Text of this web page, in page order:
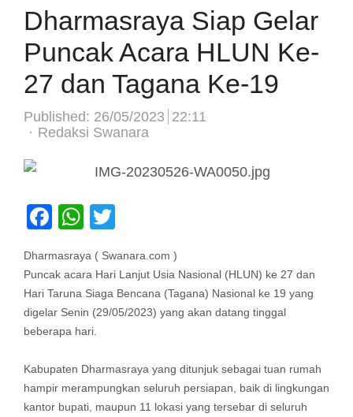
Dharmasraya Siap Gelar
Puncak Acara HLUN Ke-
27 dan Tagana Ke-19
Published: 26/05/2023 22:11
Author
Redaksi Swanara
Facebook
WhatsApp
Dharmasraya ( Swanara.com )
Puncak acara Hari Lanjut Usia Nasional (HLUN) ke 27 dan
Hari Taruna Siaga Bencana (Tagana) Nasional ke 19 yang
digelar Senin (29/05/2023) yang akan datang tinggal
beberapa hari.
Kabupaten Dharmasraya yang ditunjuk sebagai tuan rumah
hampir merampungkan seluruh persiapan, baik di lingkungan
kantor bupati, maupun 11 lokasi yang tersebar di seluruh